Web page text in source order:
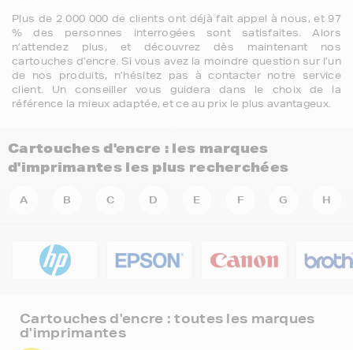
Plus de 2 000 000 de clients ont déjà fait appel à nous, et 97
% des personnes interrogées sont satisfaites. Alors
n’attendez plus, et découvrez dès maintenant nos
cartouches d’encre. Si vous avez la moindre question sur l’un
de nos produits, n’hésitez pas à contacter notre service
client. Un conseiller vous guidera dans le choix de la
référence la mieux adaptée, et ce au prix le plus avantageux.
Cartouches d'encre : les marques
d'imprimantes les plus recherchées
A B C D E F G H
Cartouches d'encre : toutes les marques
d'imprimantes